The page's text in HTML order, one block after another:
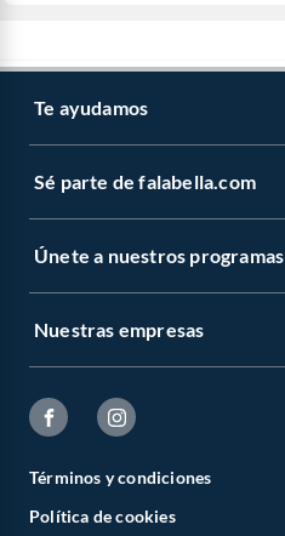
Te ayudamos
Sé parte de falabella.com
Únete a nuestros programas
Nuestras empresas
Términos y condiciones
Política de cookies